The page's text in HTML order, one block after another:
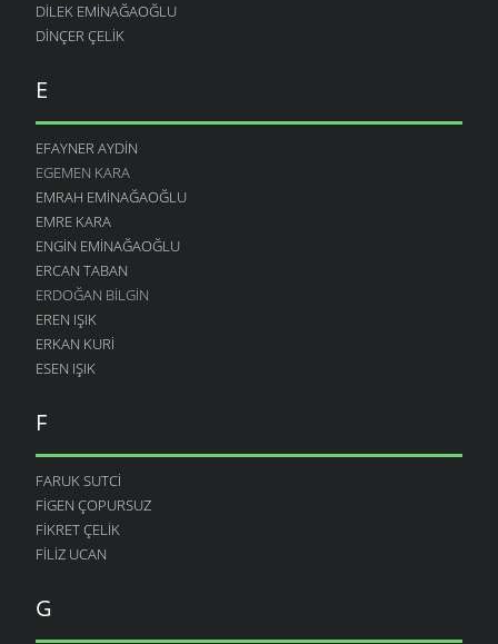
DILEK EMINAĞAOĞLU
DINÇER ÇELIK
E
EFAYNER AYDIN
EGEMEN KARA
EMRAH EMINAĞAOĞLU
EMRE KARA
ENGIN EMINAĞAOĞLU
ERCAN TABAN
ERDOĞAN BILGIN
EREN IŞIK
ERKAN KURI
ESEN IŞIK
F
FARUK SUTCI
FIGEN ÇOPURSUZ
FIKRET ÇELIK
FILIZ UCAN
G